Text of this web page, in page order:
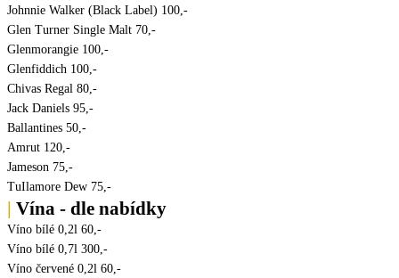
Johnnie Walker (Black Label) 100,-
Glen Turner Single Malt 70,-
Glenmorangie 100,-
Glenfiddich 100,-
Chivas Regal 80,-
Jack Daniels 95,-
Ballantines 50,-
Amrut 120,-
Jameson 75,-
TuIlamore Dew 75,-
Vína - dle nabídky
Víno bílé 0,2l 60,-
Víno bílé 0,7l 300,-
Víno červené 0,2l 60,-